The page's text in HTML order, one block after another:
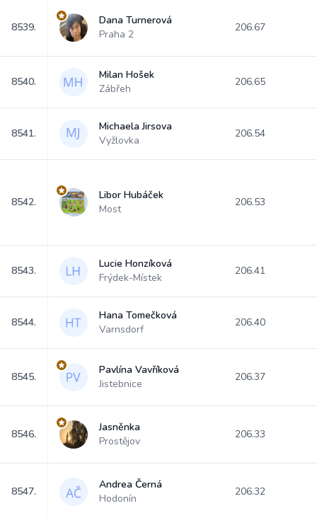
8539.
Dana Turnerová
Praha 2
206.67
8540.
Milan Hošek
Zábřeh
206.65
8541.
Michaela Jirsova
Vyžlovka
206.54
8542.
Libor Hubáček
Most
206.53
8543.
Lucie Honzíková
Frýdek-Místek
206.41
8544.
Hana Tomečková
Varnsdorf
206.40
8545.
Pavlína Vavříková
Jistebnice
206.37
8546.
Jasněnka
Prostějov
206.33
8547.
Andrea Černá
Hodonín
206.32